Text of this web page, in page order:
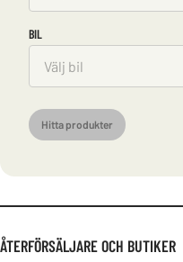
BIL
Hitta produkter
ÅTERFÖRSÄLJARE OCH BUTIKER